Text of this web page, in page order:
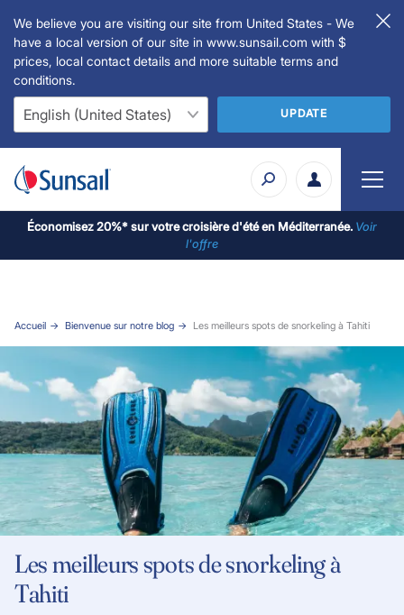
We believe you are visiting our site from United States - We
have a local version of our site in www.sunsail.com with $
prices, local contact details and more suitable terms and
conditions.
UPDATE
Économisez 20%* sur votre croisière d'été en Méditerranée. Voir
l'offre
Accueil Bienvenue sur notre blog Les meilleurs spots de snorkeling à Tahiti
Les meilleurs spots de snorkeling à
Tahiti